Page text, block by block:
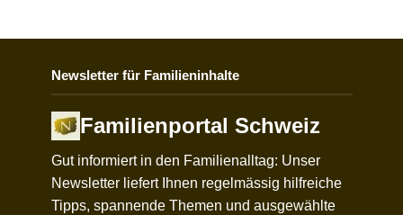
Newsletter für Familieninhalte
Familienportal Schweiz
Gut informiert in den Familienalltag: Unser
Newsletter liefert Ihnen regelmässig hilfreiche
Tipps, spannende Themen und ausgewählte